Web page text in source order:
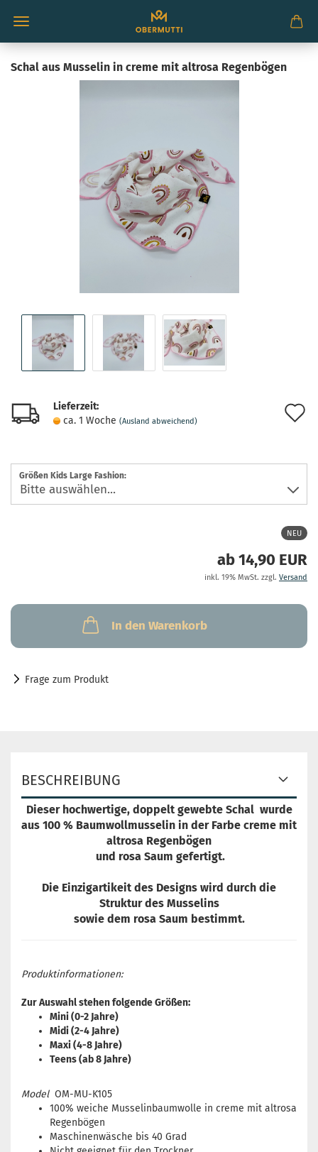
Schal aus Musselin in creme mit altrosa Regenbögen
Lieferzeit:
ca. 1 Woche (Ausland abweichend)
Größen Kids Large Fashion:
NEU
ab 14,90 EUR
inkl. 19% MwSt. zzgl. Versand
In den Warenkorb
Frage zum Produkt
BESCHREIBUNG
Dieser hochwertige, doppelt gewebte Schal wurde
aus 100 % Baumwollmusselin in der Farbe creme mit
altrosa Regenbögen
und rosa Saum gefertigt.
Die Einzigartikeit des Designs wird durch die
Struktur des Musselins
sowie dem rosa Saum bestimmt.
Produktinformationen:
Zur Auswahl stehen folgende Größen:
Mini (0-2 Jahre)
Midi (2-4 Jahre)
Maxi (4-8 Jahre)
Teens (ab 8 Jahre)
Model OM-MU-K105
100% weiche Musselinbaumwolle in creme mit altrosa
Regenbögen
​Maschinenwäsche bis 40 Grad